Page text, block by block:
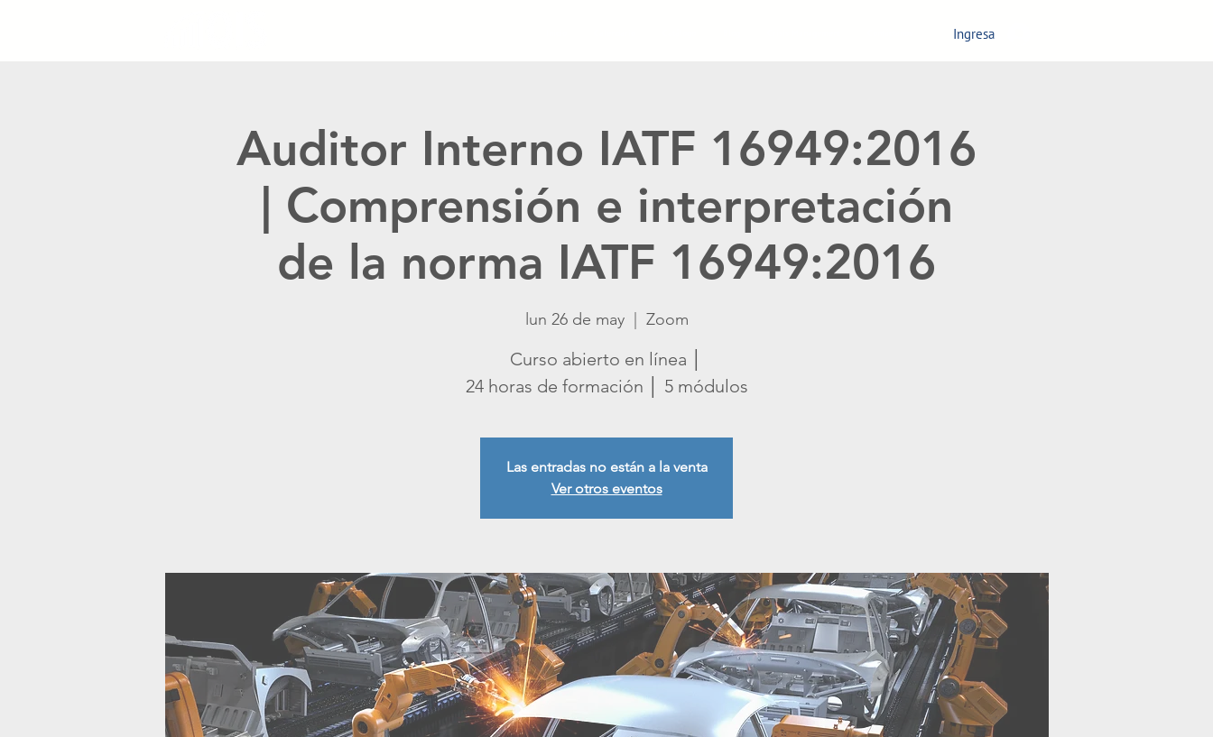
Ingresa
Auditor Interno IATF 16949:2016
| Comprensión e interpretación
de la norma IATF 16949:2016
lun 26 de may
  |
Zoom
Curso abierto en línea │
24 horas de formación │ 5 módulos
Las entradas no están a la venta
Ver otros eventos